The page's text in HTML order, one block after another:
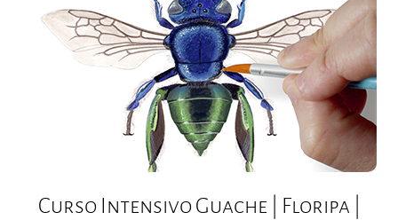
Curso Intensivo Guache | Floripa |